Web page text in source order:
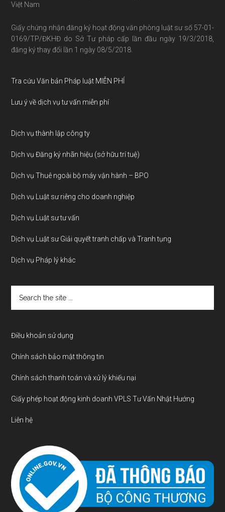
Việt Nam
Giấy chứng nhận đăng ký hoạt động văn phòng luật sư số 57-01-
0169/TP/ĐKHĐ do Sở Tư pháp cấp lần đầu ngày 19/3/2018,
đăng ký thay đổi lần 1 ngày 08/5/2018.
Tra cứu Văn bản Pháp luật MIỄN PHÍ
Lưu ý về dịch vụ tư vấn miễn phí
Dịch vụ thành lập công ty
Dịch vụ Đăng ký nhãn hiệu (sở hữu trí tuệ)
Dịch vụ Thuê ngoài bộ máy vận hành – BPO
Dịch vụ Luật sư riêng cho doanh nghiệp
Dịch vụ Luật sư tư vấn
Dịch vụ Luật sư Giải quyết tranh chấp và Tranh tụng
Dịch vụ Pháp lý khác
the
Điều khoản sử dụng
Chính sách bảo mật thông tin
Chính sách thanh toán và xử lý khiếu nại
Giấy phép hoạt động kinh doanh VPLS Tư Vấn Nhật Hướng
Liên hệ